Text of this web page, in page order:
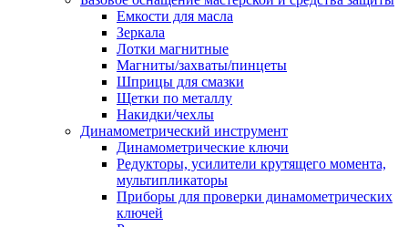
Емкости для масла
Зеркала
Лотки магнитные
Магниты/захваты/пинцеты
Шприцы для смазки
Щетки по металлу
Накидки/чехлы
Динамометрический инструмент
Динамометрические ключи
Редукторы, усилители крутящего момента,
мультипликаторы
Приборы для проверки динамометрических
ключей